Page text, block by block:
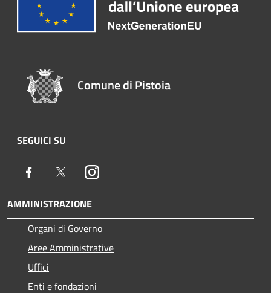
Comune di Pistoia
SEGUICI SU
Facebook TwitterInstagram
AMMINISTRAZIONE
Organi di Governo
Aree Amministrative
Uffici
Enti e fondazioni